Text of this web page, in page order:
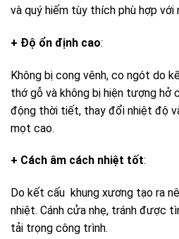
và quý hiếm tùy thích phù hợp với
+ Độ ổn định cao:
Không bị cong vênh, co ngót do
thớ gỗ và không bị hiện tượng hở
động thời tiết, thay đổi nhiệt độ
mọt cao.
+ Cách âm cách nhiệt tốt:
Do kết cấu khung xương tạo ra
nhiệt. Cánh cửa nhẹ, tránh được
tải trọng công trình.